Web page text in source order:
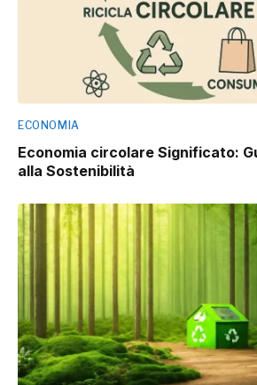
ECONOMIA
Economia circolare Significato:
alla Sostenibilità